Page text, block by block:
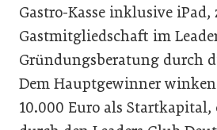
Gastro-Kasse inklusive iPad,
Gastmitgliedschaft im
Gründungsberatung durch
Dem Hauptgewinner
10.000 Euro als Startkapital,